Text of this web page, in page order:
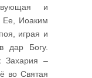
и
Ее, Иоаким
играя и
дар Богу.
Захария –
во Святая